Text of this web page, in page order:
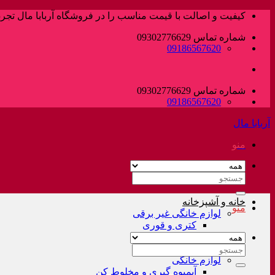
پرش
محتوا
کیفیت و اصالت با قیمت مناسب را در فروشگاه آربابا مال
شماره تماس 09302776629
09186567620
شماره تماس 09302776629
09186567620
آربابا مال
منو
جستجو
خانه و آشپزخانه
لوازم خانگی غیر برقی
کتری و قوری
لوازم خانگی
آبمیوه گیری و مخلوط کن
منو
جستجو
برای: